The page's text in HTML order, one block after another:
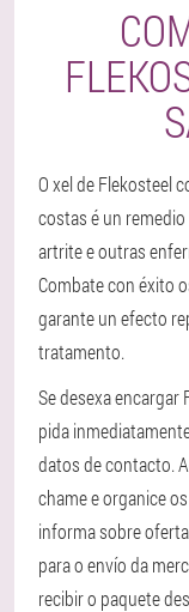
O xel de Flekosteel
costas é un
artrite e outras
Combate con éxito
garante un efecto
tratamento.
Se desexa encargar
pida
datos de contacto.
chame e organice
informa sobre
para o envío da
recibir o paquete